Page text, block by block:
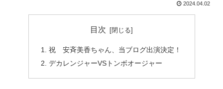
2024.04.02
目次
祝 安斉美香ちゃん、当ブログ出演決定！
デカレンジャーVSトンボオージャー